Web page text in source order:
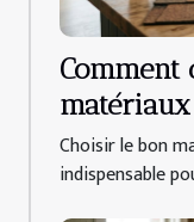
Choisir le bon
indispensable